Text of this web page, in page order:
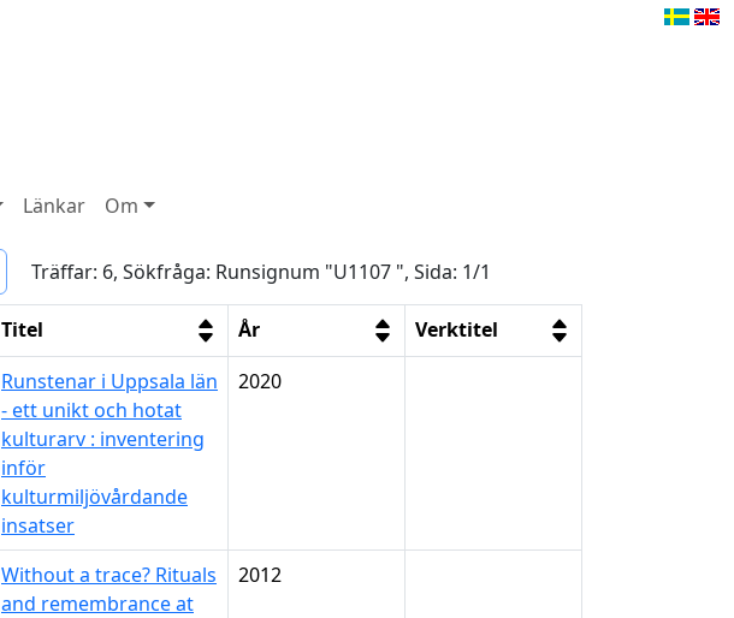
Länkar Om
Träffar: 6, Sökfråga: Runsignum "U1107 ", Sida: 1/1
Titel År
Verktitel
Runstenar i Uppsala län
- ett unikt och hotat
kulturarv : inventering
inför
kulturmiljövårdande
insatser
2020
Without a trace? Rituals
and remembrance at
2012